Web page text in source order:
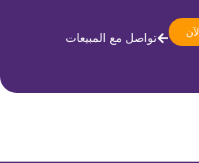
تواصل مع المبيعات